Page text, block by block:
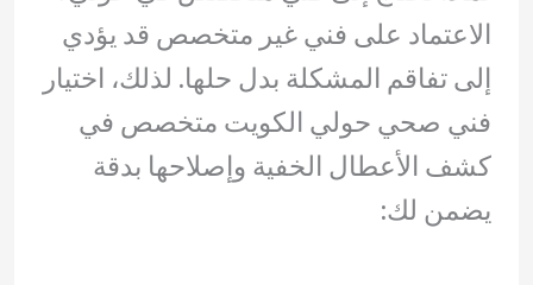
الاعتماد على فني غير متخصص قد يؤدي
إلى تفاقم المشكلة بدل حلها. لذلك، اختيار
فني صحي حولي الكويت متخصص في
كشف الأعطال الخفية وإصلاحها بدقة
يضمن لك: